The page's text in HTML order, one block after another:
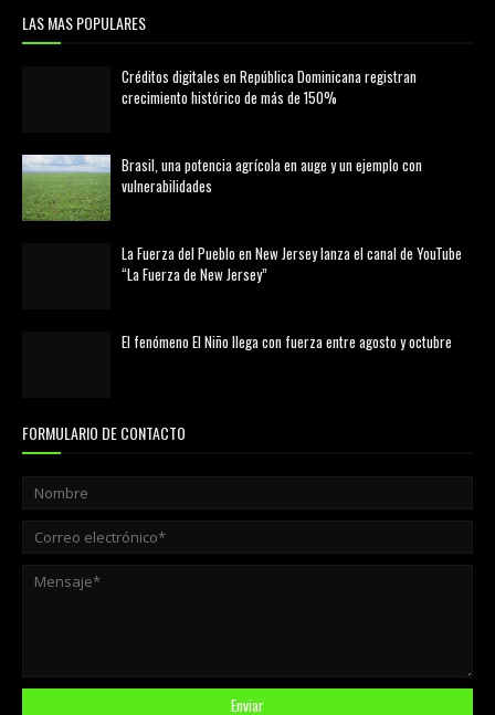
LAS MAS POPULARES
Créditos digitales en República Dominicana registran
crecimiento histórico de más de 150%
Brasil, una potencia agrícola en auge y un ejemplo con
vulnerabilidades
La Fuerza del Pueblo en New Jersey lanza el canal de YouTube
“La Fuerza de New Jersey”
El fenómeno El Niño llega con fuerza entre agosto y octubre
FORMULARIO DE CONTACTO